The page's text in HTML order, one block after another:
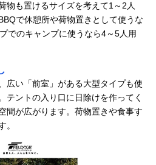
物も置けるサイズを考えて1～2人
で休憩所や荷物置きとして使うな
でのキャンプに使うなら4～5人用
広い「前室」がある大型タイプも使
テントの入り口に日除けを作ってく
間が広がります。荷物置きや食事す
。